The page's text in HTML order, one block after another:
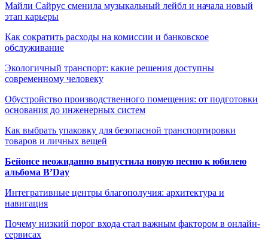
Майли Сайрус сменила музыкальный лейбл и начала новый
этап карьеры
Как сократить расходы на комиссии и банковское
обслуживание
Экологичный транспорт: какие решения доступны
современному человеку
Обустройство производственного помещения: от подготовки
основания до инженерных систем
Как выбрать упаковку для безопасной транспортировки
товаров и личных вещей
Бейонсе неожиданно выпустила новую песню к юбилею
альбома B’Day
Интегративные центры благополучия: архитектура и
навигация
Почему низкий порог входа стал важным фактором в онлайн-
сервисах